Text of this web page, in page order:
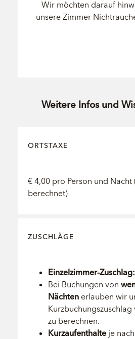
Wir möchten darauf
unsere Zimmer
Weitere Infos und
ORTSTAXE
€ 4,00 pro Person und
berechnet)
ZUSCHLÄGE
Einzelzimmer-Zuschlag:
Bei Buchungen von
Nächtenerlauben wir
Kurzbuchungszuschlag
zu berechnen.
Kurzaufenthalteje